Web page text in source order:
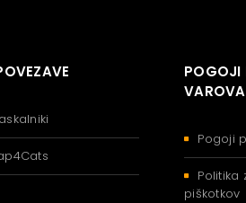
POGOJI
Pogoji
piškotkov